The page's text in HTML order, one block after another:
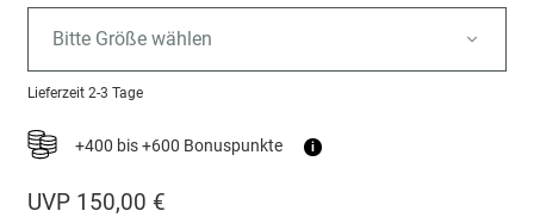
Bitte Größe wählen
Lieferzeit 2-3 Tage
+400 bis +600 Bonuspunkte i
UVP 150,00 €